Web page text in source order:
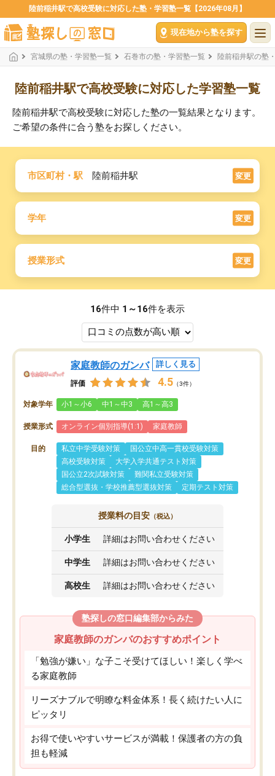
陸前稲井駅で高校受験に対応した塾・学習塾一覧【2026年08月】
現在地から塾を探す
宮城県の塾・学習塾一覧 石巻市の塾・学習塾一覧 陸前稲井駅の塾
陸前稲井駅で高校受験に対応した学習塾一覧
陸前稲井駅で高校受験に対応した塾の一覧結果となります。
ご希望の条件に合う塾をお探しください。
市区町村・駅 陸前稲井駅 変更
学年 変更
授業形式 変更
16件中 1～16件を表示
家庭教師のガンバ 詳しく見る
評価 4.5 （3件）
対象学年 小1～小6 中1～中3 高1～高3
授業形式 オンライン個別指導(1:1) 家庭教師
目的 私立中学受験対策
国公立中高一貫校受験対策
高校受験対策
大学入学共通テスト対策
国公立2次試験対策
難関私立受験対策
総合型選抜・学校推薦型選抜対策
定期テスト対策
授業料の目安 （税込）
小学生 詳細はお問い合わせください
中学生 詳細はお問い合わせください
高校生 詳細はお問い合わせください
塾探しの窓口編集部からみた
家庭教師のガンバのおすすめポイント
「勉強が嫌い」な子こそ受けてほしい！楽しく学べ
る家庭教師
リーズナブルで明瞭な料金体系！長く続けたい人に
ピッタリ
お得で使いやすいサービスが満載！保護者の方の負
担も軽減